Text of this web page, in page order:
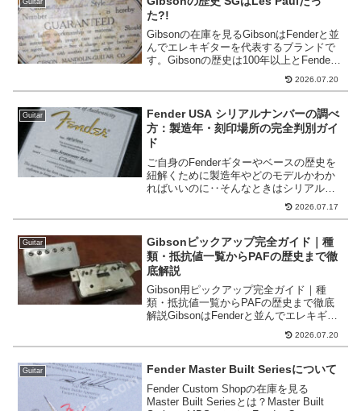
Guitar
た?!
Gibsonの在庫を見るGibsonはFenderと並
んでエレキギターを代表するブランドで
す。Gibsonの歴史は100年以上とFender
よりも古く、ハードロックギタリストか
らJazzギタリストまで幅広く使用されて
2026.07.20
Guitar
Fender USA シリアルナンバーの調べ
方：製造年・刻印場所の完全判別ガイ
ド
ご自身のFenderギターやベースの歴史を
紐解くために製造年やどのモデルかわか
ればいいのに‥そんなときはシリアルナ
ンバーを見てみましょう！Fenderのシリ
アルナンバーには様々な情報が詰め込ま
る事Fend...
2026.07.17
Guitar
Gibsonピックアップ完全ガイド｜種
類・抵抗値一覧からPAFの歴史まで徹
底解説
Gibson用ピックアップ完全ガイド｜種
類・抵抗値一覧からPAFの歴史まで徹底
解説GibsonはFenderと並んでエレキギタ
ーを代表するブランドです。その歴史は
100年以上とFenderよりも古く、ハードロ
2026.07.20
Guitar Fender Master Built Seriesについて
Fender Custom Shopの在庫を見る
Master Built Seriesとは？Master Built